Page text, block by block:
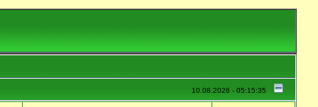
10.08.2026 - 05:15:35